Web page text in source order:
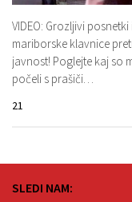
VIDEO: Grozljivi posnetki
mariborske klavnice
javnost! Poglejte kaj so
počeli s prašiči…
21
SLEDI NAM: